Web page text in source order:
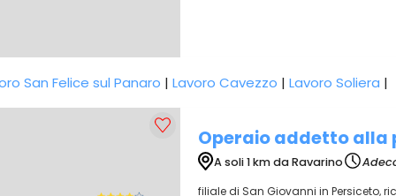
San Felice sul Panaro | Lavoro Cavezzo | Lavoro Soliera |
Operaio addetto alla
A soli 1 km da Ravarino
filiale di San Giovanni in Persiceto,